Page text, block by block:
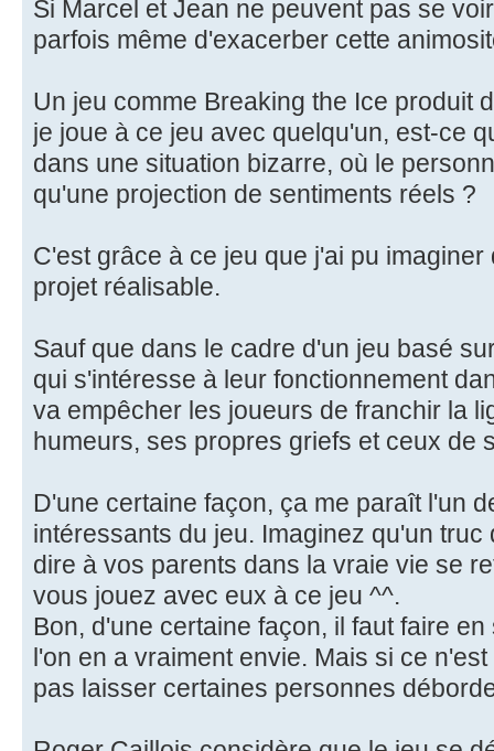
Si Marcel et Jean ne peuvent pas se
parfois même d'exacerber cette
Un jeu comme Breaking the Ice produit
je joue à ce jeu avec quelqu'un, est-ce
dans une situation bizarre, où le
qu'une projection de sentiments réels ?
C'est grâce à ce jeu que j'ai pu
projet réalisable.
Sauf que dans le cadre d'un jeu basé
qui s'intéresse à leur fonctionnement
va empêcher les joueurs de franchir la
humeurs, ses propres griefs et ceux de
D'une certaine façon, ça me paraît l'un
intéressants du jeu. Imaginez qu'un
dire à vos parents dans la vraie vie se
vous jouez avec eux à ce jeu ^^.
Bon, d'une certaine façon, il faut faire
l'on en a vraiment envie. Mais si ce
pas laisser certaines personnes